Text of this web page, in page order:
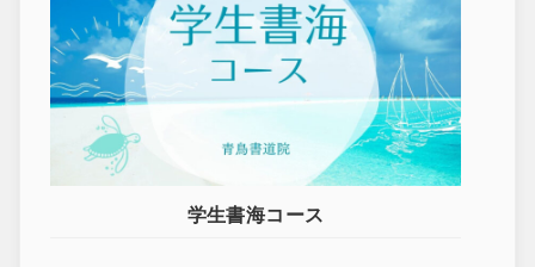
学生書海コース